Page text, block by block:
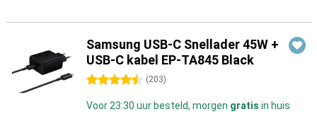
Samsung USB-C Snellader 45W +
USB-C kabel EP-TA845 Black
4.5 sterren (203)
Voor 23:30 uur besteld, morgen gratis in huis